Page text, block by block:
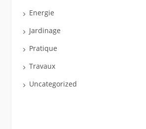
Energie
Jardinage
Pratique
Travaux
Uncategorized